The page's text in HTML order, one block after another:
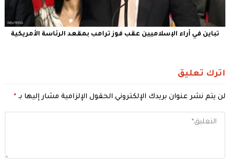
تباين في أراء الإسلاميين عقب فوز ترامب بمقعد الرئاسة الأمريكية
اترك تعليق
لن يتم نشر عنوان بريدك الإلكتروني.الحقول الإلزامية مشار إليها بـ *